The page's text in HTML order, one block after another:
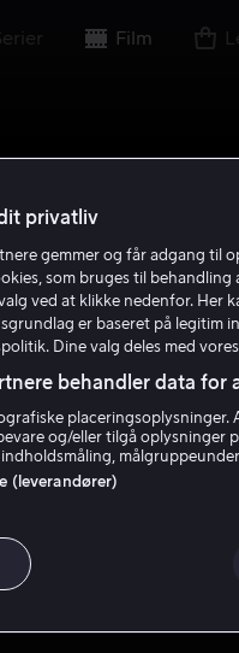
Film
privatliv
gemmer og får adgang til
som bruges til
ved at klikke nedenfor. Her
er baseret på legitim
Dine valg deles med
behandler data for
placeringsoplysninger.
og/eller tilgå oplysninger
(leverandører)